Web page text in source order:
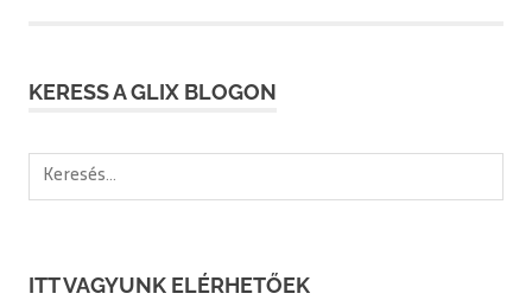
KERESS A GLIX BLOGON
Keresés:
ITT VAGYUNK ELÉRHETŐEK